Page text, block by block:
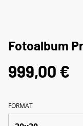
Fotoalbum
999,00 €
FORMAT